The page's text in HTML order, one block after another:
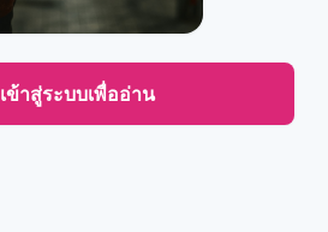
เข้าสู่ระบบเพื่ออ่าน